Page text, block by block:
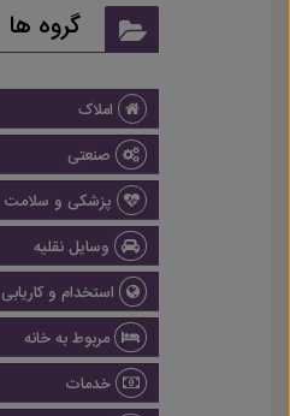
گروه ها
املاک
صنعتی
پزشکی و سلامت
وسایل نقلیه
استخدام و کاریابی
مربوط به خانه
خدمات